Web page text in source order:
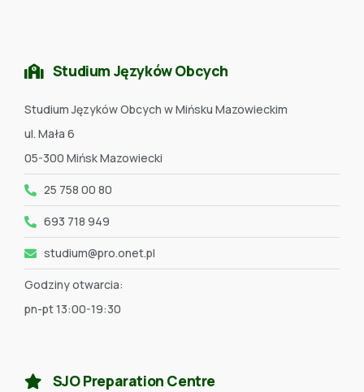
Studium Języków Obcych
Studium Języków Obcych w Mińsku Mazowieckim
ul. Mała 6
05-300 Mińsk Mazowiecki
25 758 00 80
693 718 949
studium@pro.onet.pl
Godziny otwarcia:
pn-pt 13:00-19:30
SJO Preparation Centre